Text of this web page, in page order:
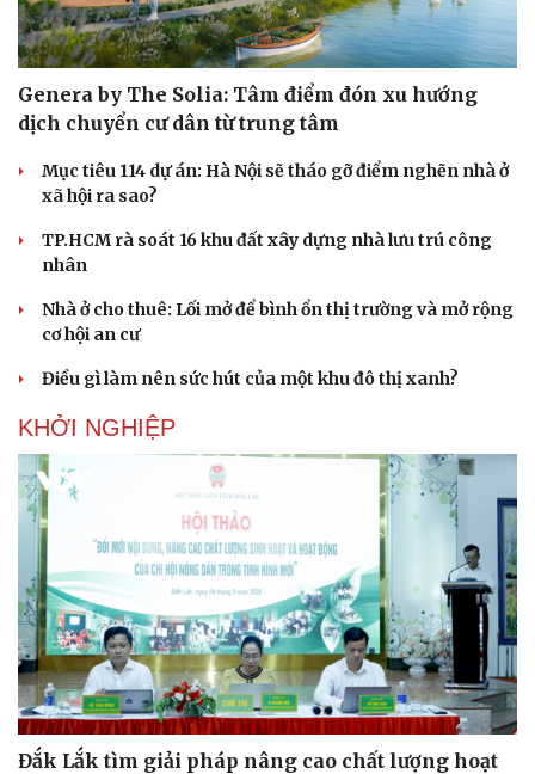
Genera by The Solia: Tâm điểm đón xu hướng
dịch chuyển cư dân từ trung tâm
Mục tiêu 114 dự án: Hà Nội sẽ tháo gỡ điểm nghẽn nhà ở
xã hội ra sao?
TP.HCM rà soát 16 khu đất xây dựng nhà lưu trú công
nhân
Nhà ở cho thuê: Lối mở để bình ổn thị trường và mở rộng
cơ hội an cư
Điều gì làm nên sức hút của một khu đô thị xanh?
KHỞI NGHIỆP
Đắk Lắk tìm giải pháp nâng cao chất lượng hoạt